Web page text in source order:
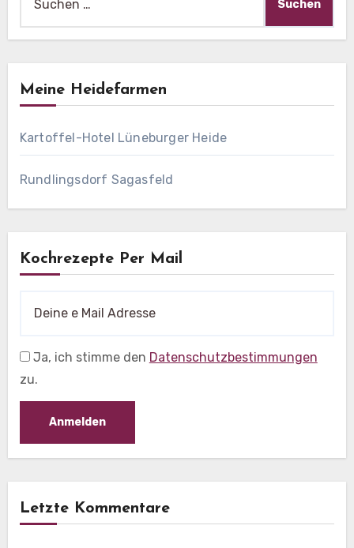
nach:
Meine Heidefarmen
Kartoffel-Hotel Lüneburger Heide
Rundlingsdorf Sagasfeld
Kochrezepte Per Mail
Ja, ich stimme den Datenschutzbestimmungen
zu.
Letzte Kommentare